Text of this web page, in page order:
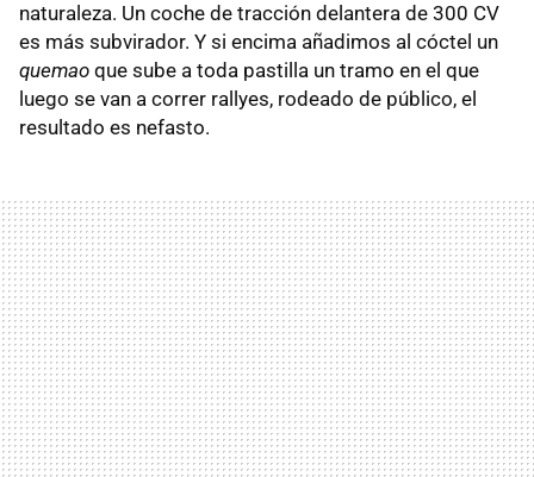
naturaleza. Un coche de tracción delantera de 300 CV
es más subvirador. Y si encima añadimos al cóctel un
quemao que sube a toda pastilla un tramo en el que
luego se van a correr rallyes, rodeado de público, el
resultado es nefasto.